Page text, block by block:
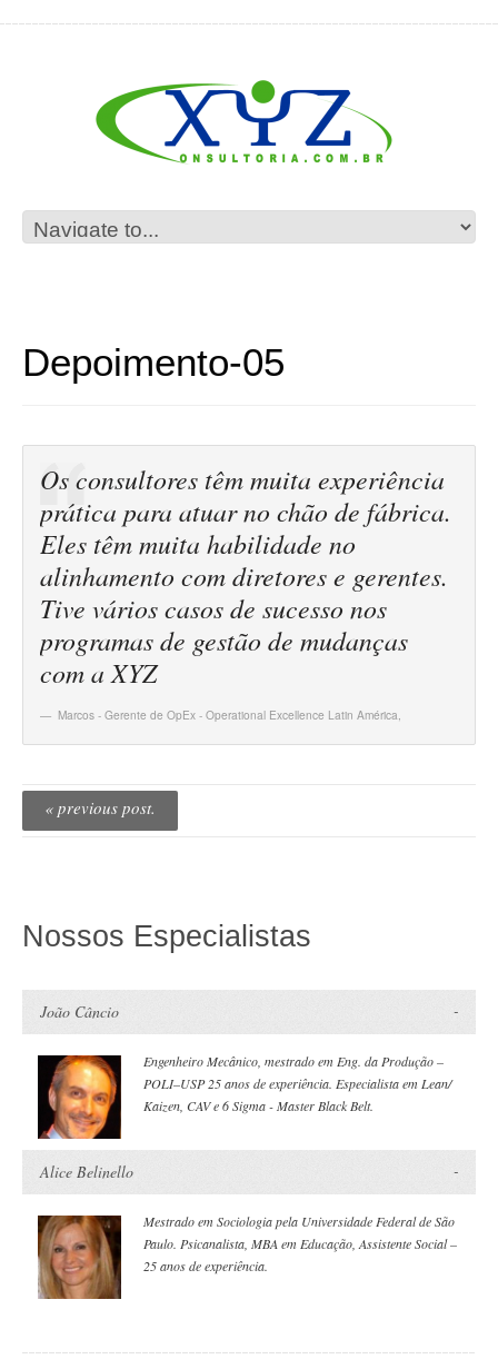
Depoimento-05
Os consultores têm muita experiência
prática para atuar no chão de fábrica.
Eles têm muita habilidade no
alinhamento com diretores e gerentes.
Tive vários casos de sucesso nos
programas de gestão de mudanças
com a XYZ
Marcos - Gerente de OpEx - Operational Excellence Latin América
« previous post.
Nossos Especialistas
João Câncio
Engenheiro Mecânico, mestrado em Eng. da Produção –
POLI–USP 25 anos de experiência. Especialista em Lean/
Kaizen, CAV e 6 Sigma - Master Black Belt.
Alice Belinello
Mestrado em Sociologia pela Universidade Federal de São
Paulo. Psicanalista, MBA em Educação, Assistente Social –
25 anos de experiência.